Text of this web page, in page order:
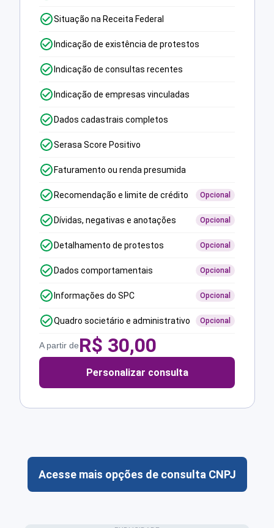
Situação na Receita Federal
Indicação de existência de protestos
Indicação de consultas recentes
Indicação de empresas vinculadas
Dados cadastrais completos
Serasa Score Positivo
Faturamento ou renda presumida
Recomendação e limite de crédito Opcional
Dívidas, negativas e anotações Opcional
Detalhamento de protestos Opcional
Dados comportamentais Opcional
Informações do SPC Opcional
Quadro societário e administrativo Opcional
A partir deR$ 30,00
Personalizar consulta
Acesse mais opções de consulta CNPJ